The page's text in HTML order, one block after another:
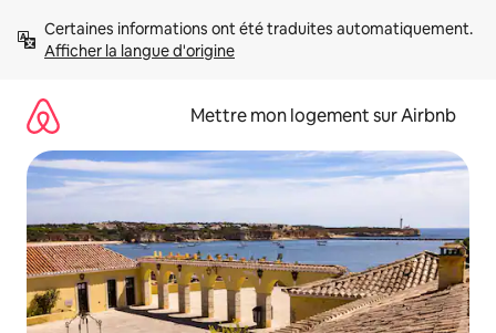
directement
Afficher la langue d'origine
Mettre mon logement sur Airbnb